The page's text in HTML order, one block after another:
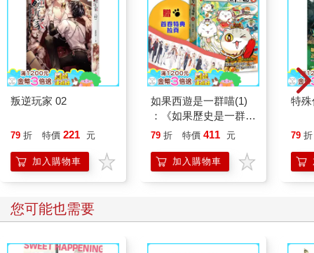
叛逆玩家 02
79 折 特價 221 元
加入購物車
如果西遊是一群喵(1)
：《如果歷史是一群
喵》作者最新力作，附
79 折 特價 411 元
加入購物車
特
79 折
您可能也需要